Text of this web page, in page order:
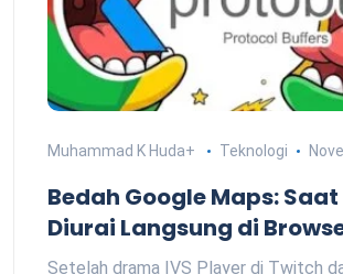
Muhammad K Huda+ Teknologi
Bedah Google Maps:
Diurai Langsung di
Setelah drama IVS Player di Twitch